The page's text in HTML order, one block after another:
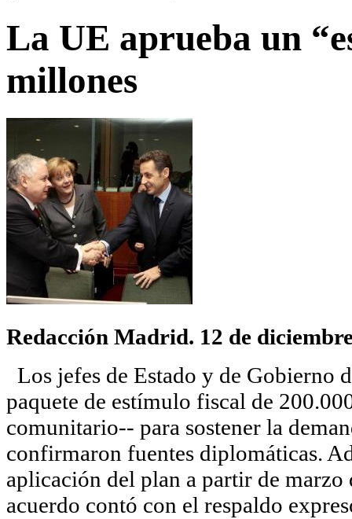
La UE aprueba un
millones
Redacción Madrid. 12 de
Los jefes de Estado y de Gobierno
paquete de estímulo fiscal de
comunitario-- para sostener la
confirmaron fuentes diplomáticas.
aplicación del plan a partir de marzo
acuerdo contó con el respaldo